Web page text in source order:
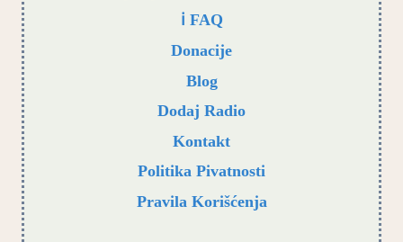
ℹ️ FAQ
Donacije
Blog
Dodaj Radio
Kontakt
Politika Pivatnosti
Pravila Korišćenja